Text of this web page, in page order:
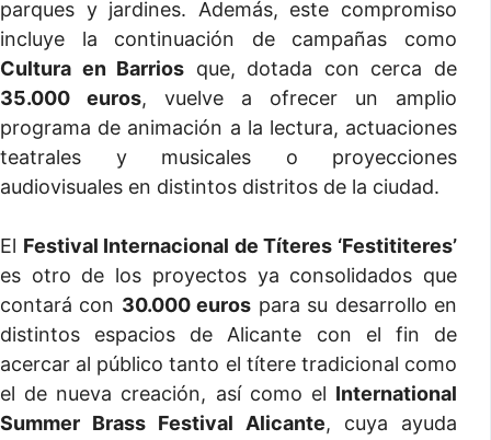
parques y jardines. Además, este compromiso
incluye la continuación de campañas como
Cultura en Barrios que, dotada con cerca de
35.000 euros, vuelve a ofrecer un amplio
programa de animación a la lectura, actuaciones
teatrales y musicales o proyecciones
audiovisuales en distintos distritos de la ciudad.
El Festival Internacional de Títeres ‘Festititeres’
es otro de los proyectos ya consolidados que
contará con 30.000 euros para su desarrollo en
distintos espacios de Alicante con el fin de
acercar al público tanto el títere tradicional como
el de nueva creación, así como el International
Summer Brass Festival Alicante, cuya ayuda